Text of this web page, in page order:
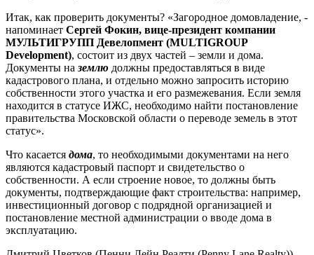
Итак, как проверить документы? «Загородное домовладение, -
напоминает Сергей Фокин, вице-президент компании
МУЛЬТИГРУПП Девелопмент (MULTIGROUP
Development), состоит из двух частей – земли и дома.
Документы на землю должны предоставляться в виде
кадастрового плана, и отдельно можно запросить историю
собственности этого участка и его размежевания. Если земля
находится в статусе ИЖС, необходимо найти постановление
правительства Московской области о переводе земель в этот
статус».
Что касается дома, то необходимыми документами на него
являются кадастровый паспорт и свидетельство о
собственности. А если строение новое, то должны быть
документы, подтверждающие факт строительства: например,
инвестиционный договор с подрядной организацией и
постановление местной администрации о вводе дома в
эксплуатацию.